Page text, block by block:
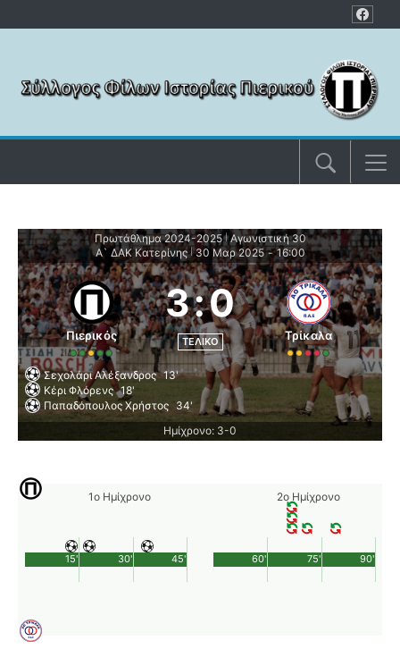
Πρωτάθλημα 2024-2025 | Αγωνιστική 30
Α` ΔΑΚ Κατερίνης | 30 Μαρ 2025 - 16:00
Πιερικός
3:0
ΤΕΛΙΚΌ Τρίκαλα
Σεχολάρι Αλέξανδρος 13'
Κέρι Φλόρενς 18'
Παπαδόπουλος Χρήστος 34'
Ημίχρονο: 3-0
1ο Ημίχρονο
45'
15' 30'
2ο Ημίχρονο
90'
60' 75'